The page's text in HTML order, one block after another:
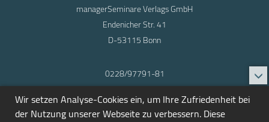
managerSeminare Verlags GmbH
Endenicher Str. 41
D-53115 Bonn
0228/97791-81
info@seminarmarkt.de
© 2001-2026
Wir setzen Analyse-Cookies ein, um Ihre Zufriedenheit bei
der Nutzung unserer Webseite zu verbessern. Diese